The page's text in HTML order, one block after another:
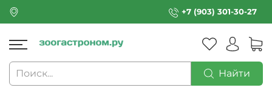
+7 (903) 301-30-27
Найти